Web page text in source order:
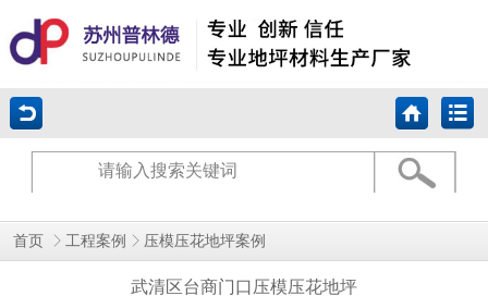
首页 工程案例 压模压花地坪案例
武清区台商门口压模压花地坪